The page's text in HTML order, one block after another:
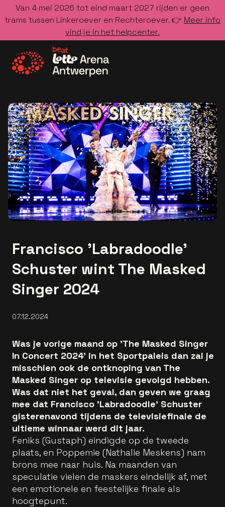
Van 4 mei 2026 tot eind maart 2027 rijden er geen
trams tussen Linkeroever en Rechteroever. 👉 Meer info
vind je in het helpcenter.
Francisco 'Labradoodle'
Schuster wint The Masked
Singer 2024
07.12.2024
Was je vorige maand op 'The Masked Singer
In Concert 2024' in het Sportpaleis dan zal je
misschien ook de ontknoping van The
Masked Singer op televisie gevolgd hebben.
Was dat niet het geval, dan geven we graag
mee dat Francisco 'Labradoodle' Schuster
gisterenavond tijdens de televisiefinale de
ultieme winnaar werd dit jaar.
Feniks (Gustaph) eindigde op de tweede
plaats, en Poppemie (Nathalie Meskens) nam
brons mee naar huis. Na maanden van
speculatie vielen de maskers eindelijk af, met
een emotionele en feestelijke finale als
hoogtepunt.